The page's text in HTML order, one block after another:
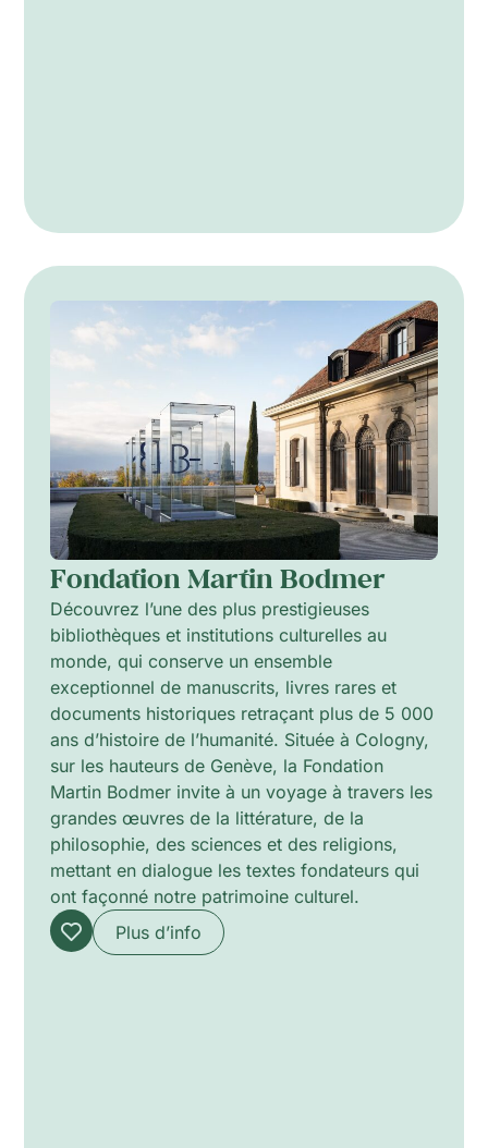
Fondation Martin Bodmer
Découvrez l’une des plus prestigieuses
bibliothèques et institutions culturelles au
monde, qui conserve un ensemble
exceptionnel de manuscrits, livres rares et
documents historiques retraçant plus de 5 000
ans d’histoire de l’humanité. Située à Cologny,
sur les hauteurs de Genève, la Fondation
Martin Bodmer invite à un voyage à travers les
grandes œuvres de la littérature, de la
philosophie, des sciences et des religions,
mettant en dialogue les textes fondateurs qui
ont façonné notre patrimoine culturel.
Plus d’info